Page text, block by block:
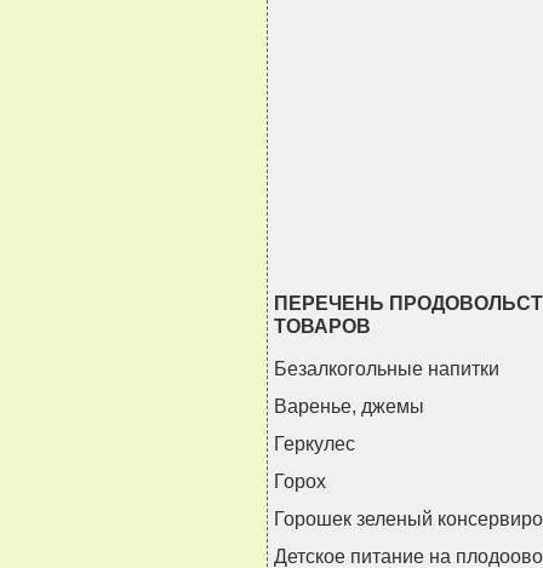
ПЕРЕЧЕНЬ
ТОВАРОВ
Безалкогольные напитки
Варенье, джемы
Геркулес
Горох
Горошек зеленый
Детское питание на